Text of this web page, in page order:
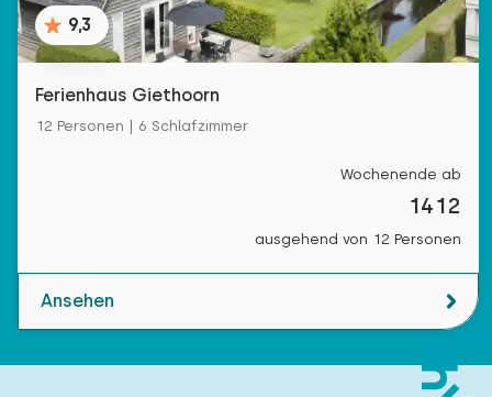
9,3
Ferienhaus Giethoorn
12 Personen | 6 Schlafzimmer
Wochenende ab
1412
ausgehend von 12 Personen
Ansehen